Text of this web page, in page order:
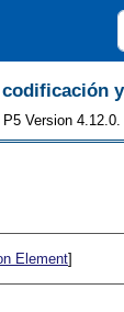
P5 Version
Element]